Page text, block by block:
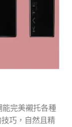
完美襯托各種
巧，自然且精